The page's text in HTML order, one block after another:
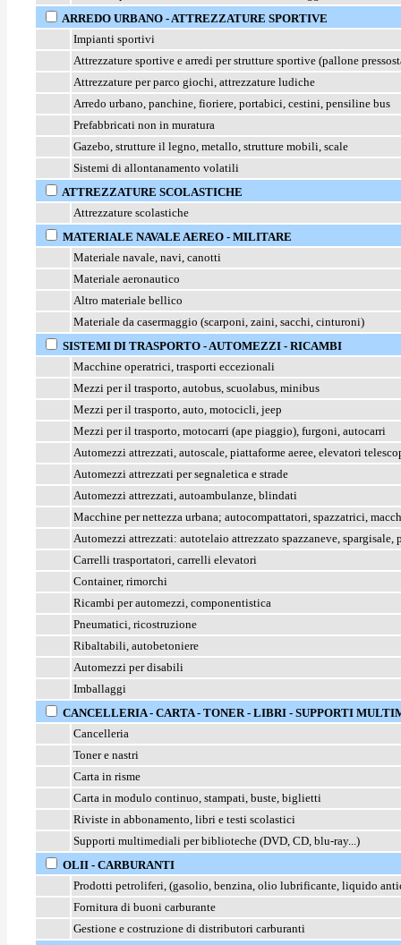
ARREDO URBANO - ATTREZZATURE SPORTIVE
Impianti sportivi
Attrezzature sportive e arredi per strutture sportive (pallone
Attrezzature per parco giochi, attrezzature ludiche
Arredo urbano, panchine, fioriere, portabici, cestini, pensiline bus
Prefabbricati non in muratura
Gazebo, strutture il legno, metallo, strutture mobili, scale
Sistemi di allontanamento volatili
ATTREZZATURE SCOLASTICHE
Attrezzature scolastiche
MATERIALE NAVALE AEREO - MILITARE
Materiale navale, navi, canotti
Materiale aeronautico
Altro materiale bellico
Materiale da casermaggio (scarponi, zaini, sacchi, cinturoni)
SISTEMI DI TRASPORTO - AUTOMEZZI - RICAMBI
Macchine operatrici, trasporti eccezionali
Mezzi per il trasporto, autobus, scuolabus, minibus
Mezzi per il trasporto, auto, motocicli, jeep
Mezzi per il trasporto, motocarri (ape piaggio), furgoni, autocarri
Automezzi attrezzati, autoscale, piattaforme aeree, elevatori
Automezzi attrezzati per segnaletica e strade
Automezzi attrezzati, autoambulanze, blindati
Macchine per nettezza urbana; autocompattatori, spazzatrici,
Automezzi attrezzati: autotelaio attrezzato spazzaneve,
Carrelli trasportatori, carrelli elevatori
Container, rimorchi
Ricambi per automezzi, componentistica
Pneumatici, ricostruzione
Ribaltabili, autobetoniere
Automezzi per disabili
Imballaggi
CANCELLERIA - CARTA - TONER - LIBRI - SUPPORTI
Cancelleria
Toner e nastri
Carta in risme
Carta in modulo continuo, stampati, buste, biglietti
Riviste in abbonamento, libri e testi scolastici
Supporti multimediali per biblioteche (DVD, CD, blu-ray...)
OLII - CARBURANTI
Prodotti petroliferi, (gasolio, benzina, olio lubrificante, liquido
Fornitura di buoni carburante
Gestione e costruzione di distributori carburanti